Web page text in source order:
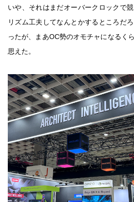
いや、それはまだオーバークロックで
リズム工夫してなんとかするところだ
ったが、まあOC勢のオモチャになるく
思えた。